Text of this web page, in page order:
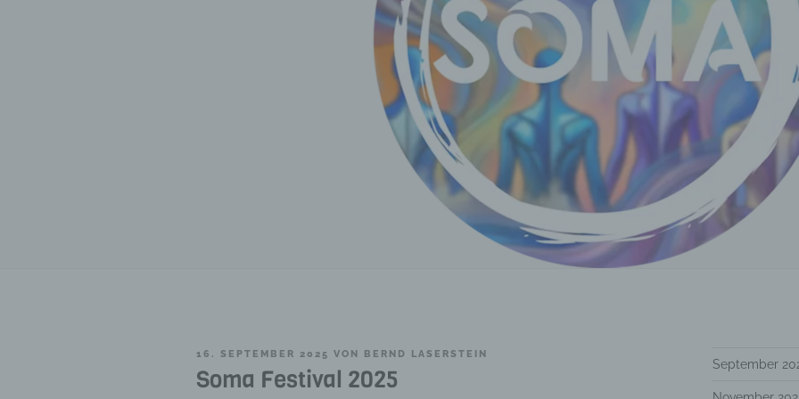
VERÖFFENTLICHT
16. SEPTEMBER 2025 VON BERND LASERSTEIN
Soma Festival 2025 September